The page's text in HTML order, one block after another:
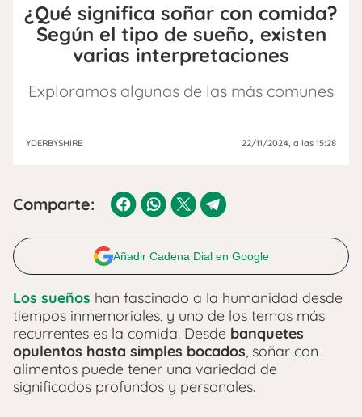
¿Qué significa soñar con comida?
Según el tipo de sueño, existen
varias interpretaciones
Exploramos algunas de las más comunes
YDERBYSHIRE 22/11/2024, a las 15:28
Comparte:
Añadir Cadena Dial en Google
Los sueños han fascinado a la humanidad desde
tiempos inmemoriales, y uno de los temas más
recurrentes es la comida. Desde banquetes
opulentos hasta simples bocados, soñar con
alimentos puede tener una variedad de
significados profundos y personales.